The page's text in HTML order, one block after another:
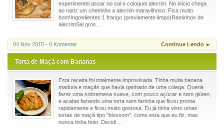
experimentei assar no sal e coloquei alecrim. No início chega
ao nariz um cheirinho a alecrim maravilhoso. Fica muito
bom!Ingredientes:1 frango (previamente limpo)Raminhos de
alecrimSal gros...
04 Nov 2015 - 0 Komentar Continue Lendo ►
Torta de Maçã com Bananas
Esta receita foi totalmente improvisada. Tinha muita banana
madura e maçãs que havia ganhado de uma colega. Queria
fazer uma sobremesa suave, com pouco açúcar e sem glúten,
e acabei fazendo uma torta sem farinha que ficou pronta
rapidamente e ficou muito gostosa. Eu já tinha visto umas
tortas de maçã tipo "blossom", como esta que eu fiz, mas
nunca tinha feito. Decidi ...